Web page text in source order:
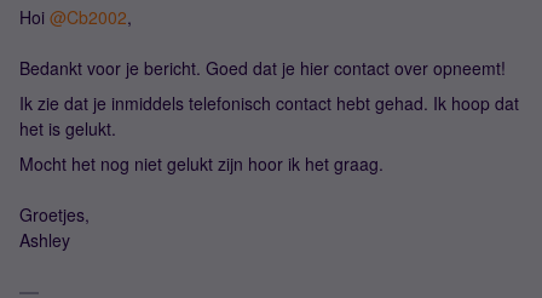
Hoi @Cb2002,
Bedankt voor je bericht. Goed dat je hier contact over opneemt!
Ik zie dat je inmiddels telefonisch contact hebt gehad. Ik hoop dat
het is gelukt.
Mocht het nog niet gelukt zijn hoor ik het graag.
Groetjes,
Ashley